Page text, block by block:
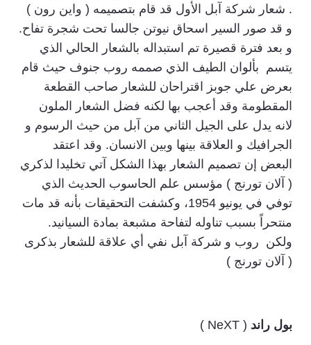
. شعار شركة آبل الأول قد قام بتصميمه ( واين رون )
و قد صور السير اسحاق نيوتن جالسا تحت شجرة تفاح.
و بعد فترة قصيرة تم استبداله بالشعار الحالي الذي
يتسم بألوان الطيف الذي صممه روب جنوف حيث قام
بعرض علي جوبز اقتراحان للشعار صاحب القطعة
المقطومة وقد أعجب بها لكنه فضل الشعار الملون
لانه يدل على الجيل الثاني من آبل من حيث الرسوم و
الجرافيك و العلاقة بينها وبين الانسان. وقد اعتقد
البعض إن تصميم الشعار بهذا الشكل آتي تخليدا لذكري
( آلان تورنج ) مؤسس علم الحاسوب الحديث الذي
توفي في يونيو 1954، وكشفت التحقيقات بأنه قد مات
منتحراً بسبب تناوله لتفاحة مشبعة بمادة السيانيد.
ولكن روب و شركة آبل نفي أي علاقة للشعار بذكرى
( آلان تورنج )
بول راند ( NeXT )